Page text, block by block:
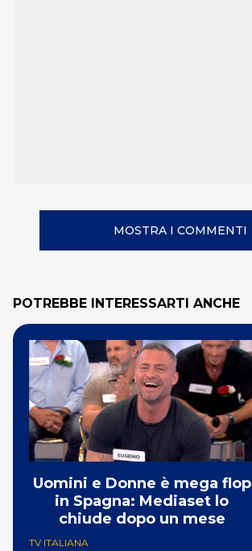
MOSTRA I COMMENTI
POTREBBE INTERESSARTI ANCHE
Uomini e Donne è mega flop
in Spagna: Mediaset lo
chiude dopo un mese
TV ITALIANA